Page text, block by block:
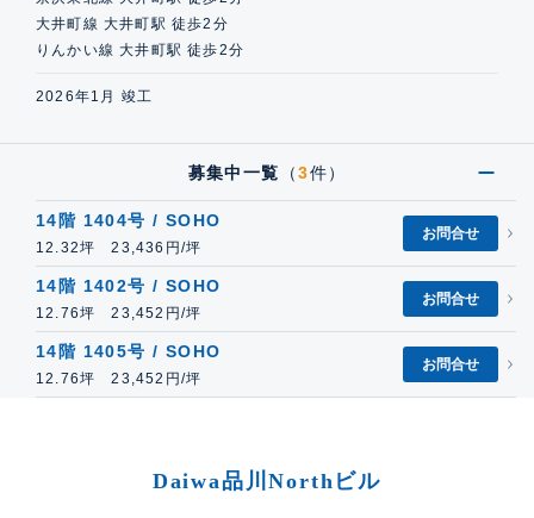
大井町線 大井町駅 徒歩2分
りんかい線 大井町駅 徒歩2分
2026年1月 竣工
募集中一覧 （3件）
14階 1404号 / SOHO
12.32坪 23,436円/坪
お問合せ
14階 1402号 / SOHO
12.76坪 23,452円/坪
お問合せ
14階 1405号 / SOHO
12.76坪 23,452円/坪
お問合せ
Daiwa品川Northビル